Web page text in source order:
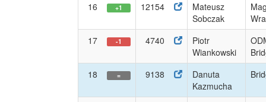
16
+1 12154
Mateusz
Sobczak
17
-1 4740
Piotr
Wiankowski
18
= 9138
Danuta
Kazmucha